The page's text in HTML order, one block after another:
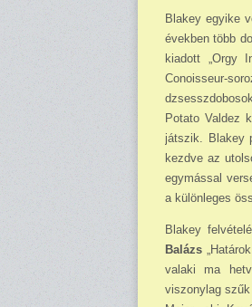
Blakey egyike
években több
kiadott „Orgy
Conoisseur-
Potato Valdez
játszik. Blakey
kezdve az
egymással
a különleges
Blakey
Balázs
valaki ma
viszonylag